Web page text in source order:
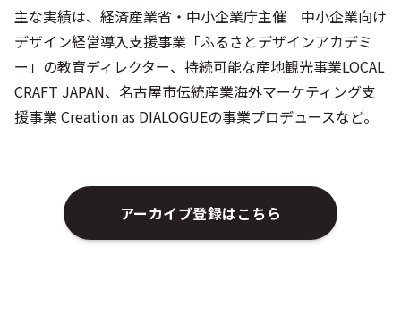
主な実績は、経済産業省・中小企業庁主催 中小企業向け
デザイン経営導入支援事業「ふるさとデザインアカデミ
ー」の教育ディレクター、持続可能な産地観光事業LOCAL
CRAFT JAPAN、名古屋市伝統産業海外マーケティング支
援事業 Creation as DIALOGUEの事業プロデュースなど。
アーカイブ登録はこちら